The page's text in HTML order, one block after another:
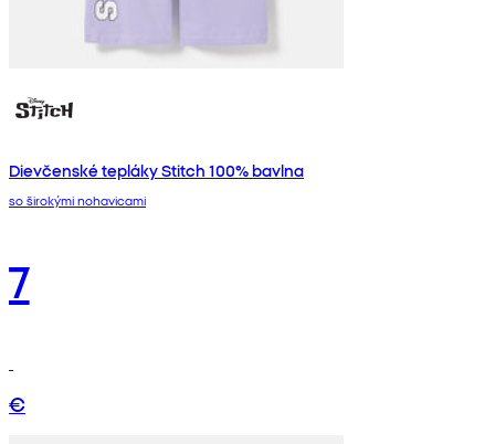
Dievčenské tepláky Stitch 100% bavlna
so širokými nohavicami
7
€